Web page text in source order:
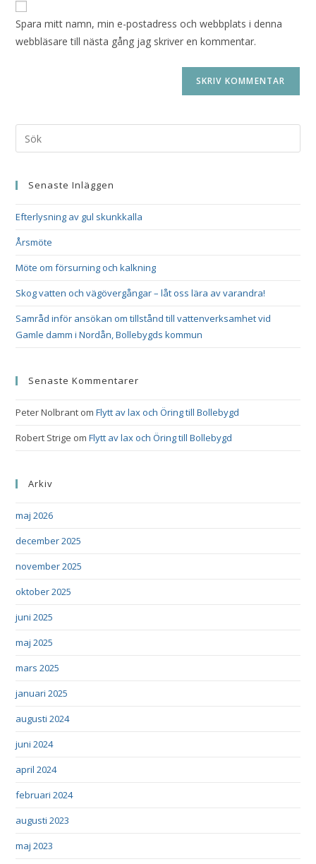
Spara mitt namn, min e-postadress och webbplats i denna
webbläsare till nästa gång jag skriver en kommentar.
Senaste Inläggen
Efterlysning av gul skunkkalla
Årsmöte
Möte om försurning och kalkning
Skog vatten och vägövergångar – låt oss lära av varandra!
Samråd inför ansökan om tillstånd till vattenverksamhet vid
Gamle damm i Nordån, Bollebygds kommun
Senaste Kommentarer
Peter Nolbrant omFlytt av lax och Öring till Bollebygd
Robert Strige omFlytt av lax och Öring till Bollebygd
Arkiv
maj 2026
december 2025
november 2025
oktober 2025
juni 2025
maj 2025
mars 2025
januari 2025
augusti 2024
juni 2024
april 2024
februari 2024
augusti 2023
maj 2023